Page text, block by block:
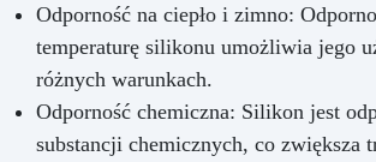
Odporność na ciepło i zimno:
temperaturę silikonu umożliwia jego
różnych warunkach.
Odporność chemiczna: Silikon jest
substancji chemicznych, co zwiększa